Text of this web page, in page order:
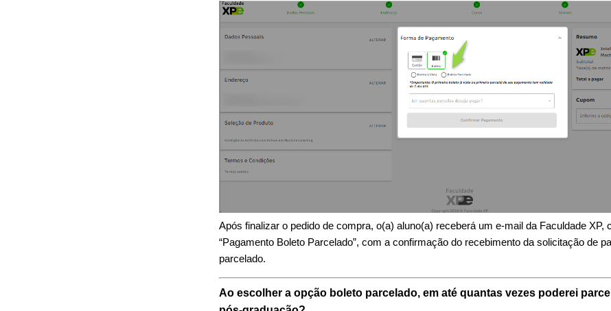
Após finalizar o pedido de compra, o(a) aluno(a) receberá um e-mail da Faculdade XP,
“Pagamento Boleto Parcelado”, com a confirmação do recebimento da solicitação de
parcelado.
Ao escolher a opção boleto parcelado, em até quantas vezes poderei